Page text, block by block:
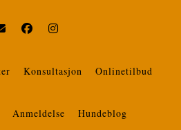
Konsultasjon Onlinetilbud
Anmeldelse Hundeblog